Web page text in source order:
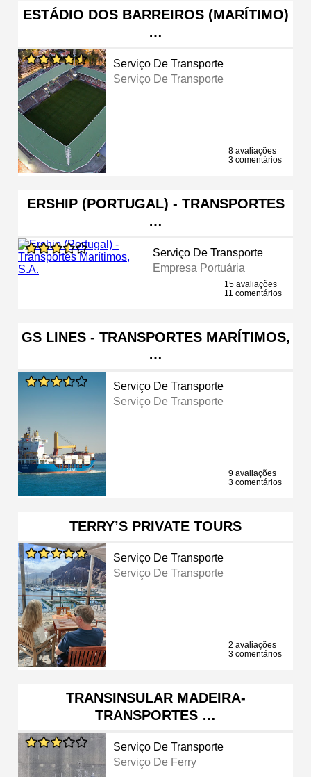
ESTÁDIO DOS BARREIROS (MARÍTIMO)
…
Serviço De Transporte
Serviço De Transporte
8 avaliações
3 comentários
ERSHIP (PORTUGAL) - TRANSPORTES
…
Serviço De Transporte
Empresa Portuária
15 avaliações
11 comentários
GS LINES - TRANSPORTES MARÍTIMOS,
…
Serviço De Transporte
Serviço De Transporte
9 avaliações
3 comentários
TERRY’S PRIVATE TOURS
Serviço De Transporte
Serviço De Transporte
2 avaliações
3 comentários
TRANSINSULAR MADEIRA-
TRANSPORTES …
Serviço De Transporte
Serviço De Ferry